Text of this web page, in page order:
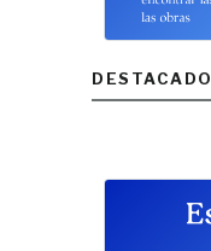
DESTACADO